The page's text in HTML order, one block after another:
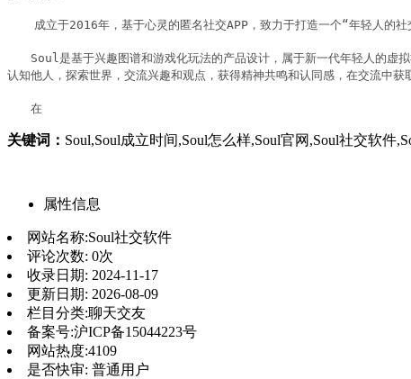
成立于2016年，基于心灵的匿名社交APP，致力于打造一个“年轻人的社
Soul是基于兴趣图谱和游戏化玩法的产品设计，属于新一代年轻人的虚拟
认知他人，探索世界，交流兴趣和观点，获得精神共鸣和认同感，在交流中获
在
关键词： Soul,Soul成立时间,Soul怎么样,Soul官网,Soul社交软件
属性信息
网站名称:Soul社交软件
评论次数: 0次
收录日期: 2024-11-17
更新日期: 2026-08-09
栏目分类:聊天交友
备案号:沪ICP备15044223号
网站热度:4109
是否快审: 普通用户